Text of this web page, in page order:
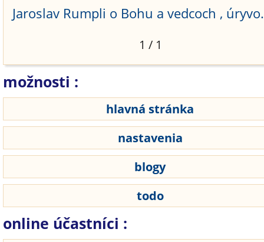
Jaroslav Rumpli o Bohu a vedcoch ,
1 / 1
možnosti :
hlavná stránka
nastavenia
blogy
todo
online účastníci :